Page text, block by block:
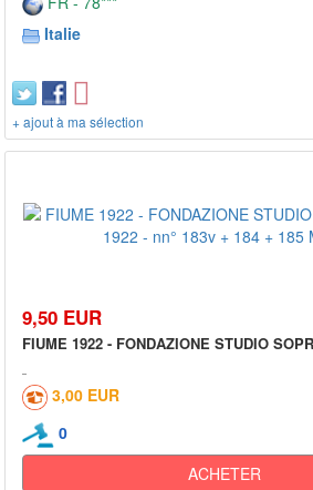
Italie
+ ajout à ma sélection
9,50 EUR
FIUME 1922 - FONDAZIONE STUDIO
3,00 EUR
0
ACHETER